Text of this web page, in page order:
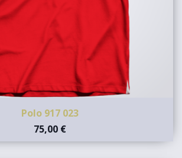
Polo 917 023
75,00 €